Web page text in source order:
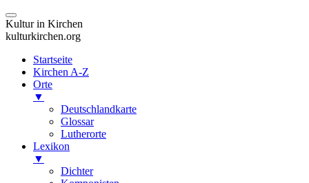
Kultur in Kirchen
kulturkirchen.org
Startseite
Kirchen A-Z
Orte
▼
Deutschlandkarte
Glossar
Lutherorte
Lexikon
▼
Dichter